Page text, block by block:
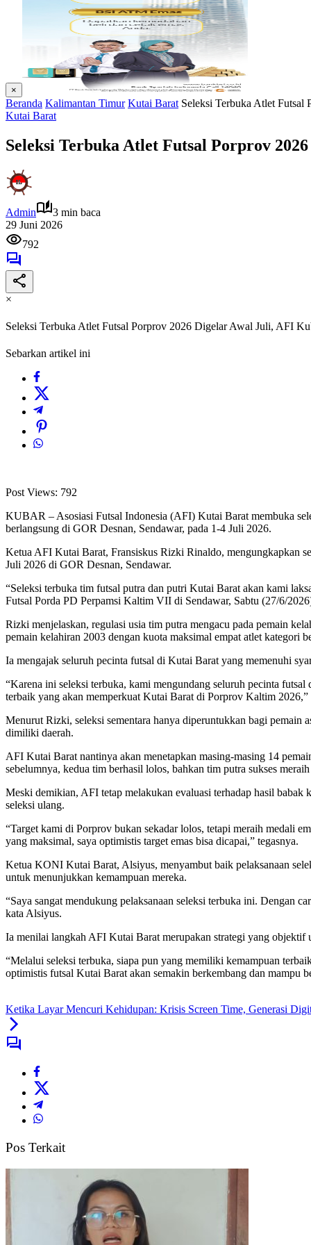
×
Beranda Kalimantan Timur Kutai Barat Seleksi Terbuka Atlet
Kutai Barat
Seleksi Terbuka Atlet Futsal Porprov
Admin
3 min baca
29 Juni 2026
792
×
Seleksi Terbuka Atlet Futsal Porprov 2026 Digelar Awal Juli, AFI
Sebarkan artikel ini
Post Views: 792
KUBAR – Asosiasi Futsal Indonesia (AFI) Kutai Barat membuka
berlangsung di GOR Desnan, Sendawar, pada 1-4 Juli 2026.
Ketua AFI Kutai Barat, Fransiskus Rizki Rinaldo, mengungkapkan
Juli 2026 di GOR Desnan, Sendawar.
“Seleksi terbuka tim futsal putra dan putri Kutai Barat akan kami
Futsal Porda PD Perpamsi Kaltim VII di Sendawar, Sabtu (27/6/
Rizki menjelaskan, regulasi usia tim putra mengacu pada pemain
pemain kelahiran 2003 dengan kuota maksimal empat atlet kategori
Ia mengajak seluruh pecinta futsal di Kutai Barat yang memenuhi
“Karena ini seleksi terbuka, kami mengundang seluruh pecinta
terbaik yang akan memperkuat Kutai Barat di Porprov Kaltim 2026,”
Menurut Rizki, seleksi sementara hanya diperuntukkan bagi pemain
dimiliki daerah.
AFI Kutai Barat nantinya akan menetapkan masing-masing 14
sebelumnya, kedua tim berhasil lolos, bahkan tim putra sukses
Meski demikian, AFI tetap melakukan evaluasi terhadap hasil babak
seleksi ulang.
“Target kami di Porprov bukan sekadar lolos, tetapi meraih medali
yang maksimal, saya optimistis target emas bisa dicapai,” tegasnya.
Ketua KONI Kutai Barat, Alsiyus, menyambut baik pelaksanaan
untuk menunjukkan kemampuan mereka.
“Saya sangat mendukung pelaksanaan seleksi terbuka ini. Dengan
kata Alsiyus.
Ia menilai langkah AFI Kutai Barat merupakan strategi yang objektif
“Melalui seleksi terbuka, siapa pun yang memiliki kemampuan
optimistis futsal Kutai Barat akan semakin berkembang dan mampu
Ketika Layar Mencuri Kehidupan: Krisis Screen Time, Generasi
Pos Terkait